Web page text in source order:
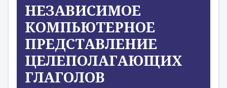
НЕЗАВИСИМОЕ
КОМПЬЮТЕРНОЕ
ПРЕДСТАВЛЕНИЕ
ЦЕЛЕПОЛАГАЮЩИХ
ГЛАГОЛОВ